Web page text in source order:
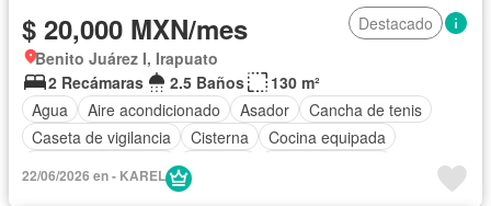
$ 20,000 MXN/mes
Destacado
Benito Juárez I, Irapuato
2 Recámaras
2.5 Baños
130 m²
Agua
Aire acondicionado Asador
Cancha de tenis
Caseta de vigilancia
Cisterna
Cocina equipada
Elevador
Internet Recámara con closet
22/06/2026 en - KAREL